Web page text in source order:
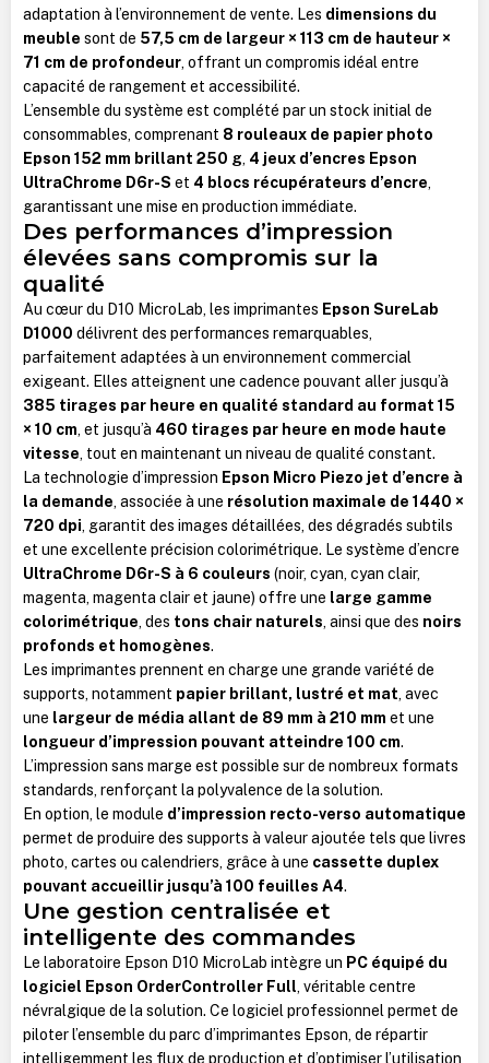
adaptation à l’environnement de vente. Les dimensions du
meuble sont de 57,5 cm de largeur × 113 cm de hauteur ×
71 cm de profondeur, offrant un compromis idéal entre
capacité de rangement et accessibilité.
L’ensemble du système est complété par un stock initial de
consommables, comprenant 8 rouleaux de papier photo
Epson 152 mm brillant 250 g, 4 jeux d’encres Epson
UltraChrome D6r-S et 4 blocs récupérateurs d’encre,
garantissant une mise en production immédiate.
Des performances d’impression
élevées sans compromis sur la
qualité
Au cœur du D10 MicroLab, les imprimantes Epson SureLab
D1000 délivrent des performances remarquables,
parfaitement adaptées à un environnement commercial
exigeant. Elles atteignent une cadence pouvant aller jusqu’à
385 tirages par heure en qualité standard au format 15
× 10 cm, et jusqu’à 460 tirages par heure en mode haute
vitesse, tout en maintenant un niveau de qualité constant.
La technologie d’impression Epson Micro Piezo jet d’encre à
la demande, associée à une résolution maximale de 1440 ×
720 dpi, garantit des images détaillées, des dégradés subtils
et une excellente précision colorimétrique. Le système d’encre
UltraChrome D6r-S à 6 couleurs (noir, cyan, cyan clair,
magenta, magenta clair et jaune) offre une large gamme
colorimétrique, des tons chair naturels, ainsi que des noirs
profonds et homogènes.
Les imprimantes prennent en charge une grande variété de
supports, notamment papier brillant, lustré et mat, avec
une largeur de média allant de 89 mm à 210 mm et une
longueur d’impression pouvant atteindre 100 cm.
L’impression sans marge est possible sur de nombreux formats
standards, renforçant la polyvalence de la solution.
En option, le module d’impression recto-verso automatique
permet de produire des supports à valeur ajoutée tels que livres
photo, cartes ou calendriers, grâce à une cassette duplex
pouvant accueillir jusqu’à 100 feuilles A4.
Une gestion centralisée et
intelligente des commandes
Le laboratoire Epson D10 MicroLab intègre un PC équipé du
logiciel Epson OrderController Full, véritable centre
névralgique de la solution. Ce logiciel professionnel permet de
piloter l’ensemble du parc d’imprimantes Epson, de répartir
intelligemment les flux de production et d’optimiser l’utilisation